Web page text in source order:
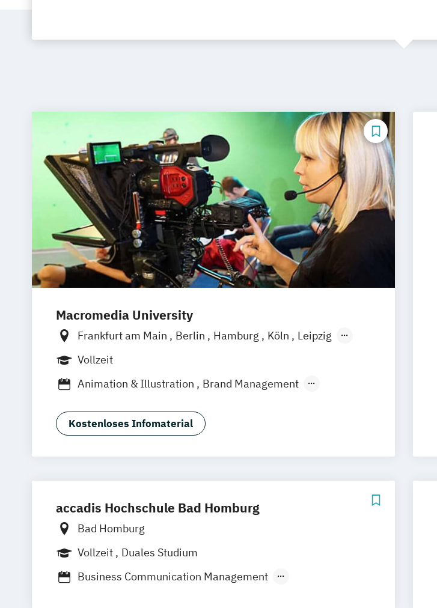
Macromedia University
Frankfurt am Main Berlin Hamburg Köln
Leipzig
München
Vollzeit
Animation & Illustration
Brand Management
Eventmanagement
Filmmaking (DE/EN)
Game Design & Development
Medien- und Kommuni­kations­management (DE/EN)
Medien- und Werbepsychologie
Musikmanagement
Kostenloses Infomaterial
accadis Hochschule Bad Homburg
Bad Homburg
Vollzeit
Duales Studium
Business Communication Management